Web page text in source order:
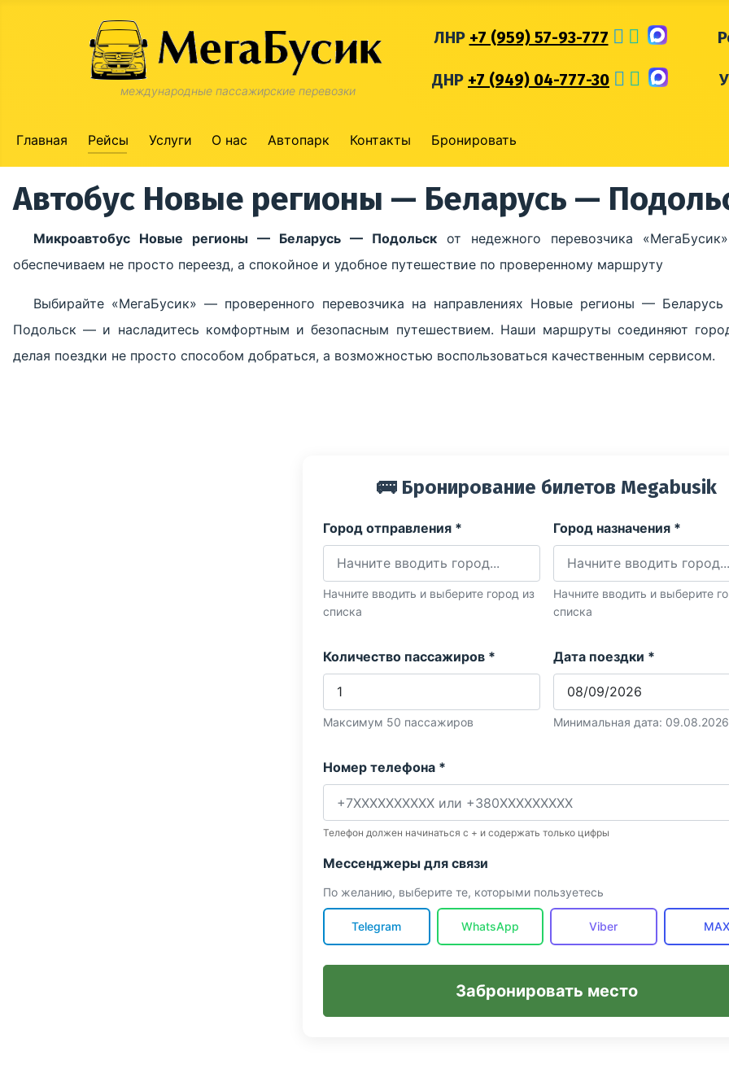
международные пассажирские перевозки
ЛНР +7 (959) 57-93-777
ДНР +7 (949) 04-777-30
Главная Рейсы Услуги О нас Автопарк Контакты Бронировать
Автобус Новые регионы — Беларусь —
Микроавтобус Новые регионы — Беларусь — Подольск от недежного перевозчика
обеспечиваем не просто переезд, а спокойное и удобное путешествие по проверенному маршруту
Выбирайте «МегаБусик» — проверенного перевозчика на направлениях Новые регионы —
Подольск — и насладитесь комфортным и безопасным путешествием. Наши маршруты соединяют
делая поездки не просто способом добраться, а возможностью воспользоваться качественным сервисом.
🚌 Бронирование билетов Megabusik
Город отправления *
Начните вводить и выберите город из
списка
Город назначения *
Начните вводить и выберите
списка
Количество пассажиров *
Максимум 50 пассажиров
Дата поездки *
Минимальная дата: 09.08.2026
Номер телефона *
Телефон должен начинаться с + и содержать только цифры
Мессенджеры для связи
По желанию, выберите те, которыми пользуетесь
Telegram WhatsApp Viber
Забронировать место